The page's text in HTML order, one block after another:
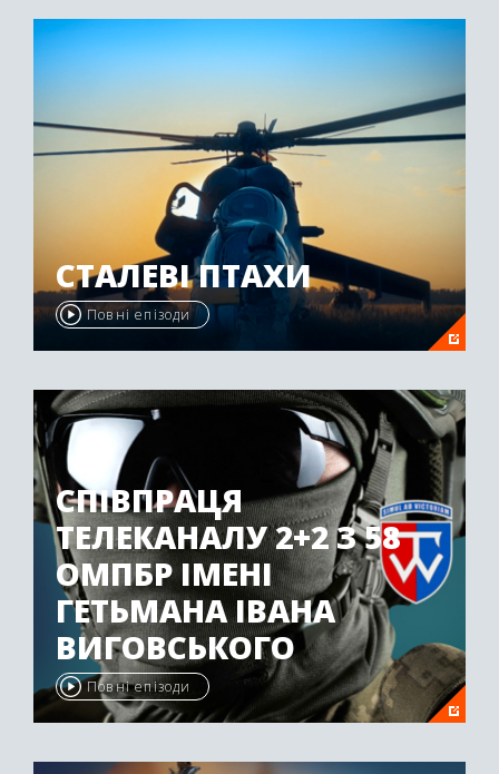
СТАЛЕВІ ПТАХИ
Повні епізоди
СПІВПРАЦЯ
ТЕЛЕКАНАЛУ 2+2 З 58
ОМПБР ІМЕНІ
ГЕТЬМАНА ІВАНА
ВИГОВСЬКОГО
Повні епізоди